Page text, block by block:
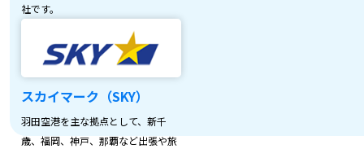
社です。
スカイマーク（SKY）
羽田空港を主な拠点として、新千
歳、福岡、神戸、那覇など出張や旅